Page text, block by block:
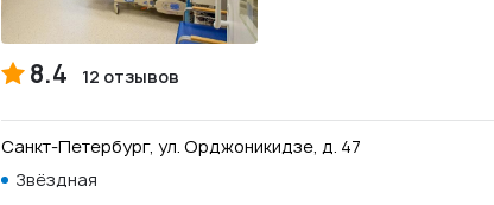
8.4 12 отзывов
Санкт-Петербург, ул. Орджоникидзе, д. 47
Звёздная